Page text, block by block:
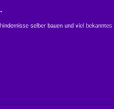
selber bauen und viel bekanntes